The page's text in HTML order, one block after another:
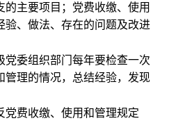
的主要项目；党费收缴、使用
验、做法、存在的问题及改进
委组织部门每年要检查一次
管理的情况，总结经验，发现
费收缴、使用和管理规定